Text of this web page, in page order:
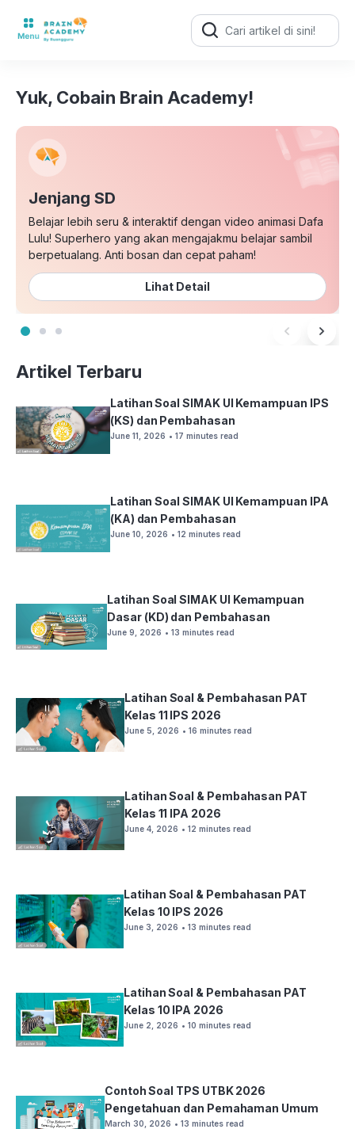
Search
for:
Yuk, Cobain Brain Academy!
Jenjang SD
Belajar lebih seru & interaktif dengan video animasi Dafa
Lulu! Superhero yang akan mengajakmu belajar sambil
berpetualang. Anti bosan dan cepat paham!
Lihat Detail
Artikel Terbaru
Latihan Soal SIMAK UI Kemampuan IPS
(KS) dan Pembahasan
June 11, 2026 • 17 minutes read
Latihan Soal SIMAK UI Kemampuan IPA
(KA) dan Pembahasan
June 10, 2026 • 12 minutes read
Latihan Soal SIMAK UI Kemampuan
Dasar (KD) dan Pembahasan
June 9, 2026 • 13 minutes read
Latihan Soal & Pembahasan PAT
Kelas 11 IPS 2026
June 5, 2026 • 16 minutes read
Latihan Soal & Pembahasan PAT
Kelas 11 IPA 2026
June 4, 2026 • 12 minutes read
Latihan Soal & Pembahasan PAT
Kelas 10 IPS 2026
June 3, 2026 • 13 minutes read
Latihan Soal & Pembahasan PAT
Kelas 10 IPA 2026
June 2, 2026 • 10 minutes read
Contoh Soal TPS UTBK 2026
Pengetahuan dan Pemahaman Umum
March 30, 2026 • 13 minutes read